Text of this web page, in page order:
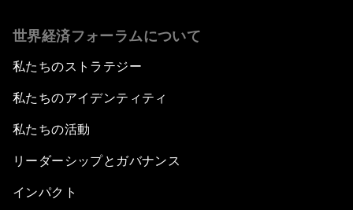
世界経済フォーラムについて
私たちのストラテジー
私たちのアイデンティティ
私たちの活動
リーダーシップとガバナンス
インパクト